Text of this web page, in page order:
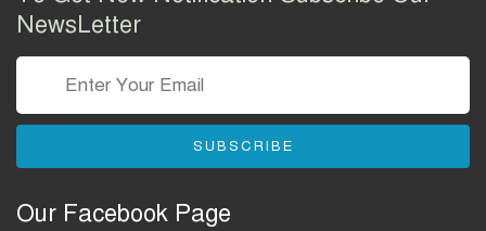
তথ্য অধিদপ্তর নিয়োগ বিজ্ঞপ্তি
বাংলাদেশ পুলিশ এএসআই
Bangladesh Police ASI Job
NewsLetter
SUBSCRIBE
Our Facebook Page